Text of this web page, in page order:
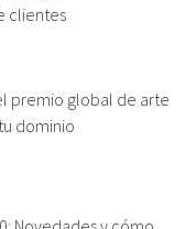
clientes
premio global de arte
dominio